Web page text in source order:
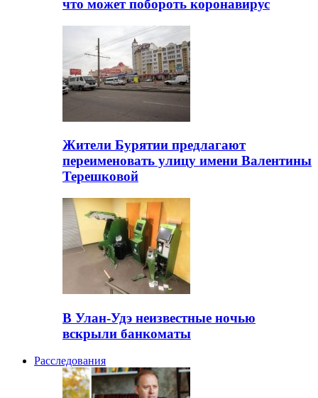
что может побороть коронавирус
Жители Бурятии предлагают
переименовать улицу имени Валентины
Терешковой
В Улан-Удэ неизвестные ночью
вскрыли банкоматы
Расследования